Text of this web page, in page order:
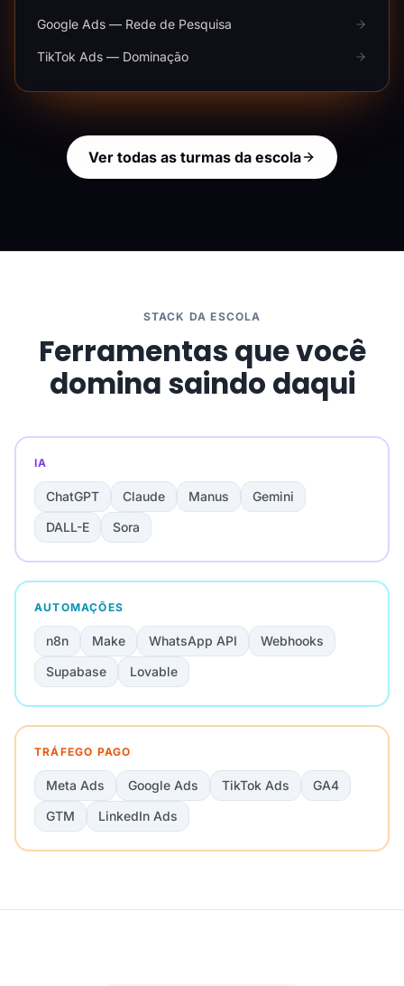
Google Ads — Rede de Pesquisa
TikTok Ads — Dominação
Ver todas as turmas da escola
STACK DA ESCOLA
Ferramentas que você
domina saindo daqui
IA
ChatGPT Claude Manus
Gemini
DALL-E
Sora
AUTOMAÇÕES
n8n Make WhatsApp API
Webhooks
Supabase
Lovable
TRÁFEGO PAGO
Meta Ads Google Ads TikTok Ads
GA4
GTM
LinkedIn Ads